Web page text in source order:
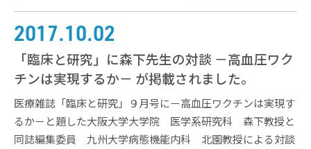
2017.10.02
「臨床と研究」に森下先生の対談 －高血圧ワク
チンは実現するか－ が掲載されました。
医療雑誌「臨床と研究」９月号に－高血圧ワクチンは実現す
るか－と題した大阪大学大学院 医学系研究科 森下教授と
同誌編集委員 九州大学病態機能内科 北園教授による対談